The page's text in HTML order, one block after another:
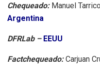
Chequeado: Manuel
Argentina
DFRLab – EEUU
Factchequeado:Carjuan